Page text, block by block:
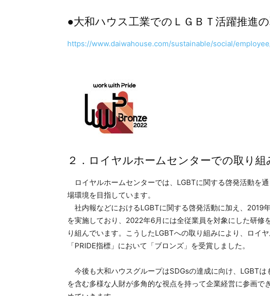
●大和ハウス工業でのＬＧＢＴ活躍推進
https://www.daiwahouse.com/sustainable/social/
２．ロイヤルホームセンターでの取り組
ロイヤルホームセンターでは、LGBTに関する啓発活動を
場環境を目指しています。
社内報などにおけるLGBTに関する啓発活動に加え、2019
を実施しており、2022年6月には全従業員を対象にした研修
り組んでいます。こうしたLGBTへの取り組みにより、ロイ
「PRIDE指標」において「ブロンズ」を受賞しました。
今後も大和ハウスグループはSDGsの達成に向け、LGBT
を含む多様な人財が多角的な視点を持って企業経営に参画で